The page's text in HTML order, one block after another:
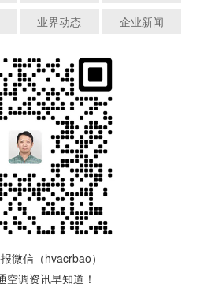
业界动态 企业新闻
微信（hvacrbao）
空调资讯早知道！